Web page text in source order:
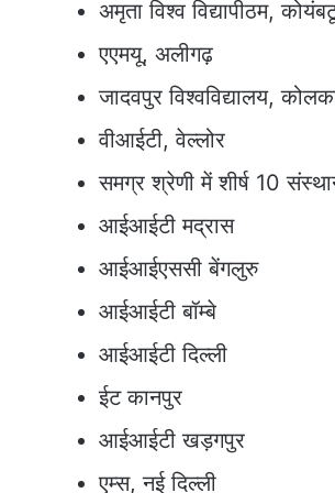
अमृता विश्व विद्यापीठम,
एएमयू, अलीगढ़
जादवपुर विश्वविद्यालय,
वीआईटी, वेल्लोर
समग्र श्रेणी में शीर्ष 10
आईआईटी मद्रास
आईआईएससी बेंगलुरु
आईआईटी बॉम्बे
आईआईटी दिल्ली
ईट कानपुर
आईआईटी खड़गपुर
एम्स, नई दिल्ली